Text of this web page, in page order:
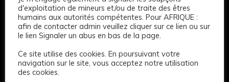
d'exploitation de mineurs et/ou de traite des êtres
humains aux autorités compétentes. Pour AFRIQUE :
afin de contacter admin veuillez cliquer sur ce lien ou sur
le lien Signaler un abus en bas de la page.
Ce site utilise des cookies. En poursuivant votre
navigation sur le site, vous acceptez notre utilisation
des cookies.